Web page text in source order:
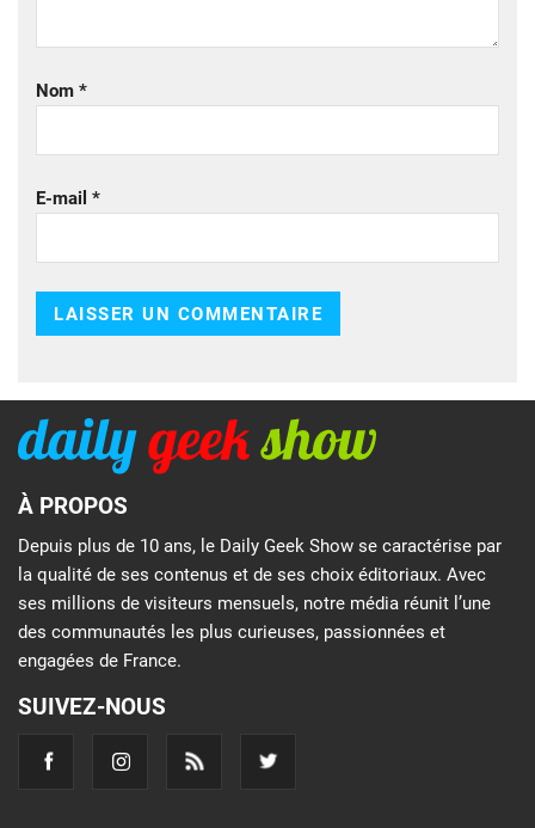
Nom *
E-mail *
À PROPOS
Depuis plus de 10 ans, le Daily Geek Show se caractérise par
la qualité de ses contenus et de ses choix éditoriaux. Avec
ses millions de visiteurs mensuels, notre média réunit l’une
des communautés les plus curieuses, passionnées et
engagées de France.
SUIVEZ-NOUS